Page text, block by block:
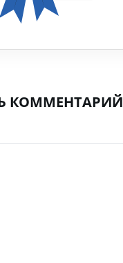
КОММЕНТАРИЙ